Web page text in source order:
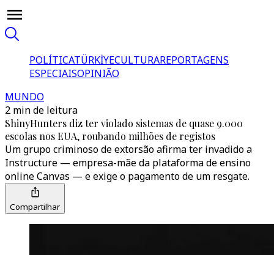
POLÍTICATÜRKİYECULTURAREPORTAGENS
ESPECIAISOPINIÃO
MUNDO
2 min de leitura
ShinyHunters diz ter violado sistemas de quase 9.000
escolas nos EUA, roubando milhões de registos
Um grupo criminoso de extorsão afirma ter invadido a
Instructure — empresa-mãe da plataforma de ensino
online Canvas — e exige o pagamento de um resgate.
Compartilhar